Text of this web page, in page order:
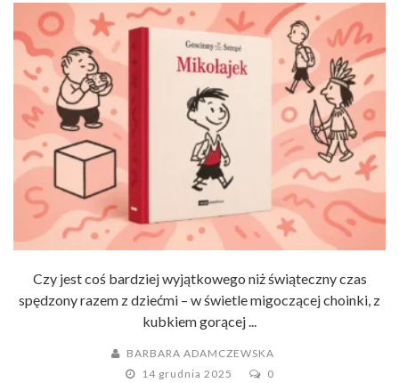
Czy jest coś bardziej wyjątkowego niż świąteczny czas
spędzony razem z dziećmi – w świetle migoczącej choinki, z
kubkiem gorącej ...
BARBARA ADAMCZEWSKA
14 grudnia 2025
0